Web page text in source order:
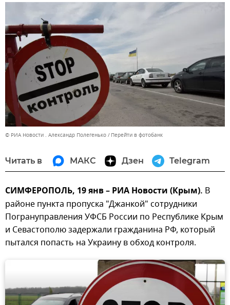
© РИА Новости . Александр Полегенько Перейти в фотобанк
Читать в МАКС Дзен Telegram
СИМФЕРОПОЛЬ, 19 янв – РИА Новости (Крым). В
районе пункта пропуска "Джанкой" сотрудники
Погрануправления УФСБ России по Республике Крым
и Севастополю задержали гражданина РФ, который
пытался попасть на Украину в обход контроля.